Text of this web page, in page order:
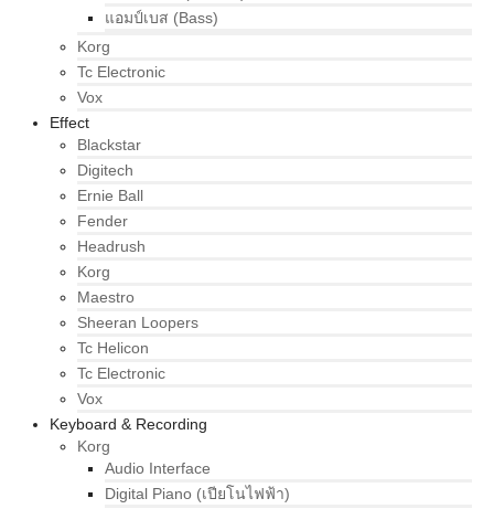
แอมป์เบส (Bass)
Korg
Tc Electronic
Vox
Effect
Blackstar
Digitech
Ernie Ball
Fender
Headrush
Korg
Maestro
Sheeran Loopers
Tc Helicon
Tc Electronic
Vox
Keyboard & Recording
Korg
Audio Interface
Digital Piano (เปียโนไฟฟ้า)